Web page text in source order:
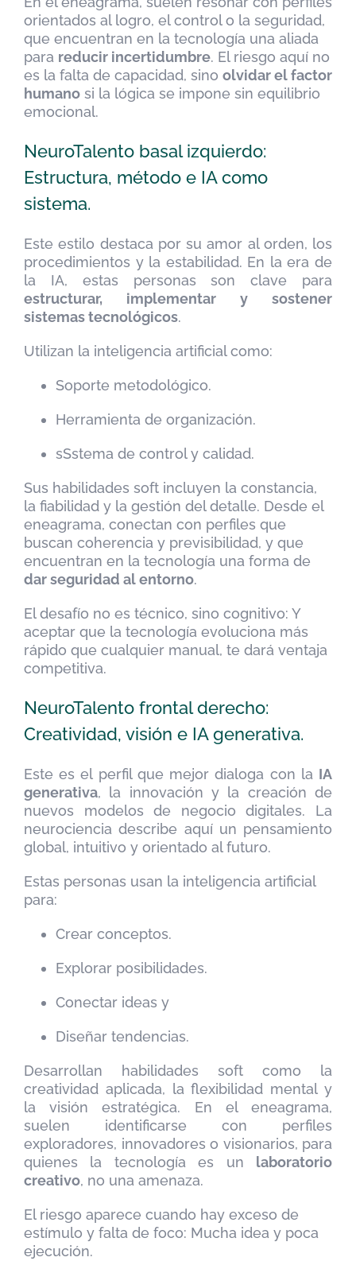
orientados al logro, el control o la seguridad,
que encuentran en la tecnología una aliada
para reducir incertidumbre. El riesgo aquí no
es la falta de capacidad, sino olvidar el factor
humano si la lógica se impone sin equilibrio
emocional.
NeuroTalento basal izquierdo:
Estructura, método e IA como
sistema.
Este estilo destaca por su amor al orden, los
procedimientos y la estabilidad. En la era de
la IA, estas personas son clave para
estructurar, implementar y sostener
sistemas tecnológicos.
Utilizan la inteligencia artificial como:
Soporte metodológico.
Herramienta de organización.
sSstema de control y calidad.
Sus habilidades soft incluyen la constancia,
la fiabilidad y la gestión del detalle. Desde el
eneagrama, conectan con perfiles que
buscan coherencia y previsibilidad, y que
encuentran en la tecnología una forma de
dar seguridad al entorno.
El desafío no es técnico, sino cognitivo: Y
aceptar que la tecnología evoluciona más
rápido que cualquier manual, te dará ventaja
competitiva.
NeuroTalento frontal derecho:
Creatividad, visión e IA generativa.
Este es el perfil que mejor dialoga con la IA
generativa, la innovación y la creación de
nuevos modelos de negocio digitales. La
neurociencia describe aquí un pensamiento
global, intuitivo y orientado al futuro.
Estas personas usan la inteligencia artificial
para:
Crear conceptos.
Explorar posibilidades.
Conectar ideas y
Diseñar tendencias.
Desarrollan habilidades soft como la
creatividad aplicada, la flexibilidad mental y
la visión estratégica. En el eneagrama,
suelen identificarse con perfiles
exploradores, innovadores o visionarios, para
quienes la tecnología es un laboratorio
creativo, no una amenaza.
El riesgo aparece cuando hay exceso de
estímulo y falta de foco: Mucha idea y poca
ejecución.